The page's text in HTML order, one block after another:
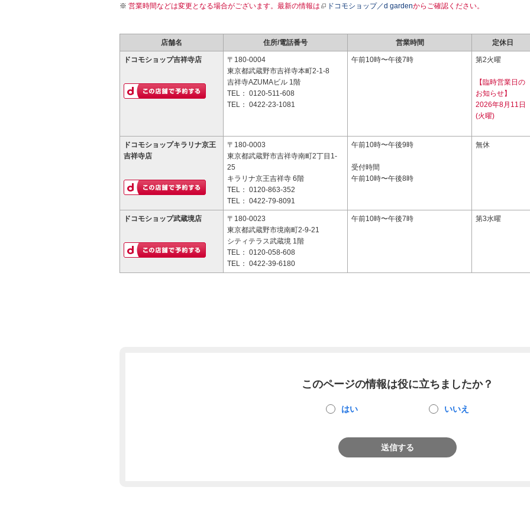
営業時間などは変更となる場合がございます。最新の情報は ドコモショップ／d gardenからご確認ください。
店舗名 住所/電話番号 営業時間 定休日
ドコモショップ吉祥寺店
〒180-0004
東京都武蔵野市吉祥寺本町2-1-8
吉祥寺AZUMAビル 1階
TEL： 0120-511-608
TEL： 0422-23-1081
午前10時〜午後7時 第2火曜
【臨時営業日の
お知らせ】
2026年8月11日
(火曜)
ドコモショップキラリナ京王
吉祥寺店
〒180-0003
東京都武蔵野市吉祥寺南町2丁目1-
25
キラリナ京王吉祥寺 6階
TEL： 0120-863-352
TEL： 0422-79-8091
午前10時〜午後9時
受付時間
午前10時〜午後8時
無休
ドコモショップ武蔵境店
〒180-0023
東京都武蔵野市境南町2-9-21
シティテラス武蔵境 1階
TEL： 0120-058-608
TEL： 0422-39-6180
午前10時〜午後7時 第3水曜
このページの情報は役に立ちましたか？
はい いいえ
送信する